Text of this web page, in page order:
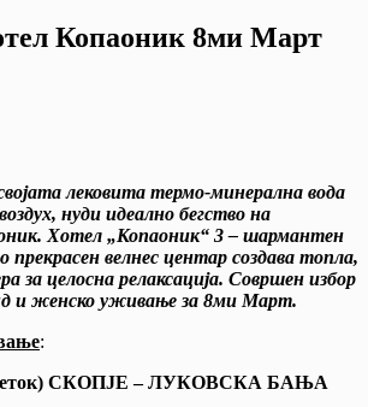
Копаоник 8ми Март
лековита термо-минерална вода
нуди идеално бегство на
Хотел „Копаоник“ 3 – шармантен
прекрасен велнес центар создава топла,
за целосна релаксација. Совршен избор
и женско уживање за 8ми Март.
:
(петок) СКОПЈЕ – ЛУКОВСКА БАЊА